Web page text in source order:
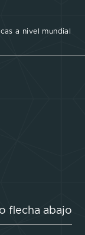
a nivel mundial